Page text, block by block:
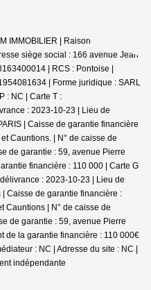
IMMOBILIER | Raison
siège social : 166 avenue Jean
| RCS : Pontoise |
| Forme juridique : SARL
: NC | Carte T :
: 2023-10-23 | Lieu de
| Caisse de garantie financière
Cauntions. | N° de caisse de
de garantie : 59, avenue Pierre
financière : 110 000 | Carte G
: 2023-10-23 | Lieu de
Caisse de garantie financière :
Cauntions | N° de caisse de
de garantie : 59, avenue Pierre
de la garantie financière : 110 000€
: NC | Adresse du site : NC |
indépendante